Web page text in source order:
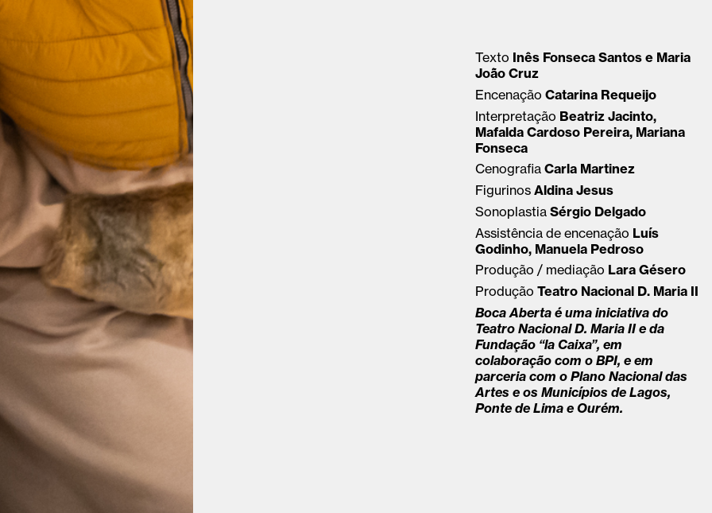
Texto Inês Fonseca Santos e Maria
João Cruz
Encenação Catarina Requeijo
Interpretação Beatriz Jacinto,
Mafalda Cardoso Pereira, Mariana
Fonseca
Cenografia Carla Martinez
Figurinos Aldina Jesus
Sonoplastia Sérgio Delgado
Assistência de encenação Luís
Godinho, Manuela Pedroso
Produção / mediação Lara Gésero
Produção Teatro Nacional D. Maria II
Boca Aberta é uma iniciativa do
Teatro Nacional D. Maria II e da
Fundação “la Caixa”, em
colaboração com o BPI, e em
parceria com o Plano Nacional das
Artes e os Municípios de Lagos,
Ponte de Lima e Ourém.